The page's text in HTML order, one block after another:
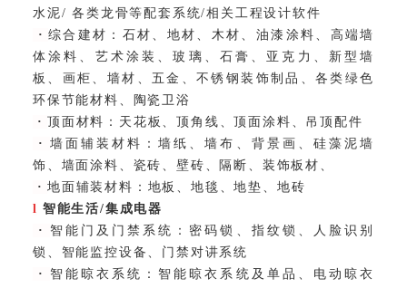
水泥/ 各类龙骨等配套系统/相关工程设计软件
·综合建材： 石材、地材、木材、油漆涂料、高端墙
体涂料、艺术涂装、玻璃、石膏、亚克力、新型墙
板、画柜、墙材、五金、不锈钢装饰制品、各类绿色
环保节能材料、陶瓷卫浴
· 顶面材料： 天花板、顶角线、顶面涂料、吊顶配件
· 墙面辅装材料：墙纸、墙布、背景画、硅藻泥墙
饰、墙面涂料、瓷砖、壁砖、隔断、装饰板材、
· 地面辅装材料： 地板、地毯、地垫、地砖
l 智能生活/集成电器
· 智能门及门禁系统： 密码锁、指纹锁、人脸识别
锁、智能监控设备、门禁对讲系统
· 智能晾衣系统： 智能晾衣系统及单品、电动晾衣